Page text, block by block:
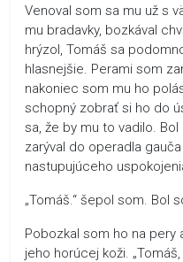
Venoval som sa mu už s
mu bradavky, bozkával
hrýzol, Tomáš sa
hlasnejšie. Perami som
nakoniec som mu ho
schopný zobrať si ho do
sa, že by mu to vadilo.
zarýval do operadla
nastupujúceho
„Tomáš.“ šepol som. Bol
Pobozkal som ho na pery
jeho horúcej koži.